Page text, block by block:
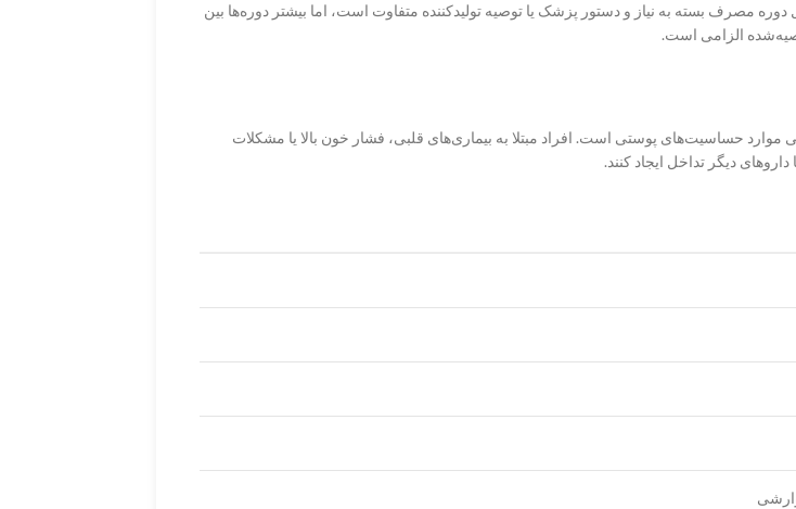
مصرف شود. طول دوره مصرف بسته به نیاز و دستور پزشک یا توصیه تولیدکننده متفاوت است، اما بیشتر دوره‌ها بین
حساسیت‌های پوستی است. افراد مبتلا به بیماری‌های قلبی، فشار خون بالا یا مشکلات
دیگر تداخل ایجاد کنند.